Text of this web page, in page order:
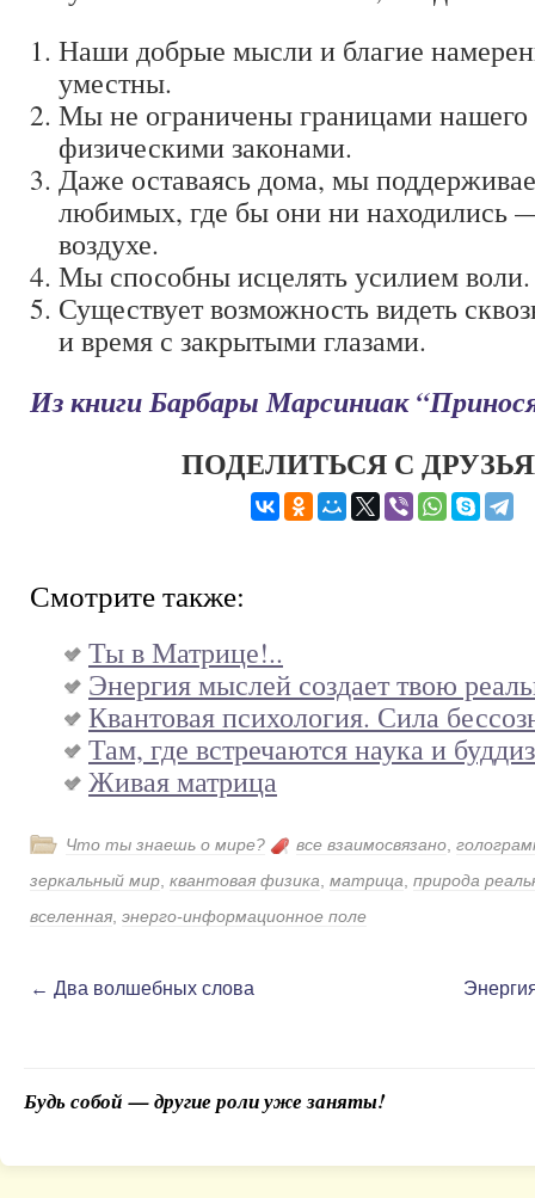
Наши добрые мысли и благие
уместны.
Мы не ограничены границами нашего
физическими законами.
Даже оставаясь дома, мы
любимых, где бы они ни находились
воздухе.
Мы способны исцелять усилием воли.
Существует возможность видеть
и время с закрытыми глазами.
Из книги Барбары Марсиниак
ПОДЕЛИТЬСЯ С
Смотрите также:
Ты в Матрице!..
Энергия мыслей создает твою
Квантовая психология. Сила
Там, где встречаются наука и
Живая матрица
Что ты знаешь о мире? все взаимосвязано
зеркальный мир квантовая физика матрица природа
вселенная энерго-информационное поле
← Два волшебных слова
Будь собой — другие роли уже заняты!